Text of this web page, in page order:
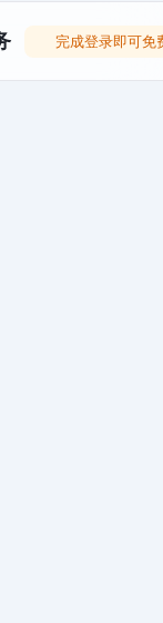
完成登录即可免